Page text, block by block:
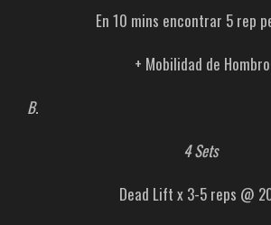
En 10 mins encontrar 5 rep
+ Mobilidad de Hombro
B.
4 Sets
Dead Lift x 3-5 reps @